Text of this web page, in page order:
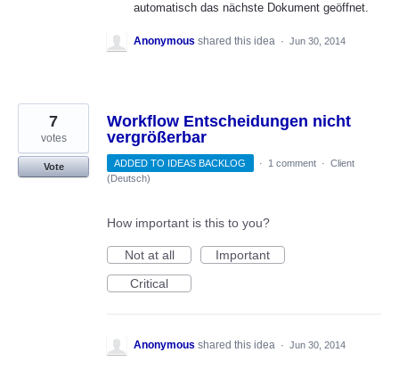
automatisch das nächste Dokument geöffnet.
Anonymous shared this idea · Jun 30, 2014
Workflow Entscheidungen nicht
vergrößerbar
7
votes
Vote ADDED TO IDEAS BACKLOG · 1 comment · Client
(Deutsch)
How important is this to you?
Not at all
Important
Critical
Anonymous shared this idea · Jun 30, 2014